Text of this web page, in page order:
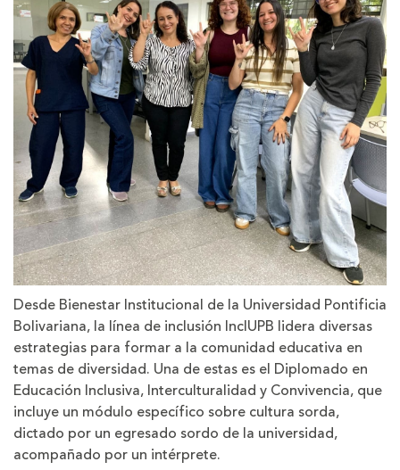
Desde Bienestar Institucional de la Universidad Pontificia
Bolivariana, la línea de inclusión InclUPB lidera diversas
estrategias para formar a la comunidad educativa en
temas de diversidad. Una de estas es el Diplomado en
Educación Inclusiva, Interculturalidad y Convivencia, que
incluye un módulo específico sobre cultura sorda,
dictado por un egresado sordo de la universidad,
acompañado por un intérprete.